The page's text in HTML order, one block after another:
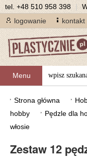
tel.+48 510 958 398 |
logowanie
kontakt
Menu
Strona główna
hobby
Pędzle dla
włosie
Zestaw 12